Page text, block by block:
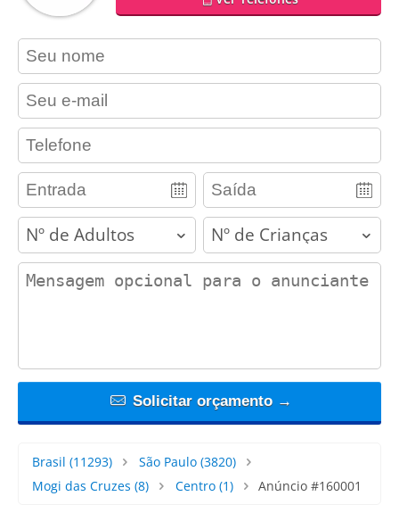
contact_name
contact_email
contact_phone
adults children
contact_message
Solicitar orçamento →
Brasil (11293) São Paulo(3820)
Mogi das Cruzes (8) Centro(1) Anúncio #160001